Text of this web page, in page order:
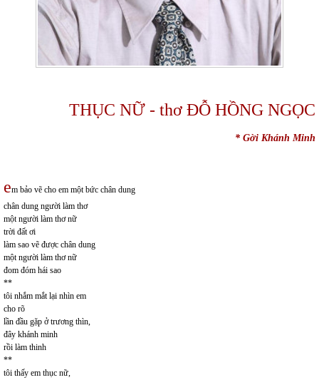
THỤC NỮ - thơ ĐỖ HỒNG NGỌC
* Gời Khánh Minh
em bảo vẽ cho em một bức chân dung
chân dung người làm thơ
một người làm thơ nữ
trời đất ơi
làm sao vẽ được chân dung
một người làm thơ nữ
đom đóm hái sao
**
tôi nhắm mắt lại nhìn em
cho rõ
lần đầu gặp ở trương thìn,
đây khánh minh
rồi làm thinh
**
tôi thấy em thục nữ,